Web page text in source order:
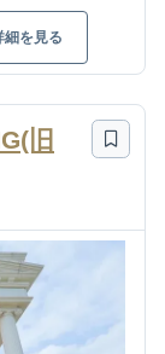
細を見る
旧